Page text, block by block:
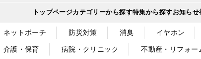
トップページカテゴリーから探す特集から探すお知らせ
ネットポーチ 防災対策 消臭 イヤホン
介護・保育 病院・クリニック 不動産・リフォー